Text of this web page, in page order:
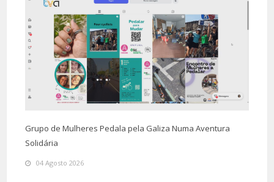
Grupo de Mulheres Pedala pela Galiza Numa Aventura
Solidária
04 Agosto 2026